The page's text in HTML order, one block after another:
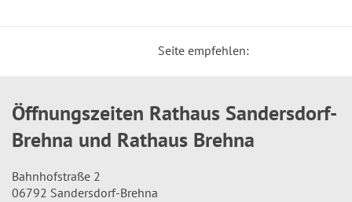
Seite empfehlen:
Öffnungszeiten Rathaus Sandersdorf-
Brehna und Rathaus Brehna
Bahnhofstraße 2
06792 Sandersdorf-Brehna